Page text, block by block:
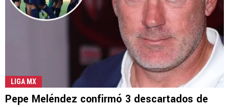
LIGA MX
Pepe Meléndez confirmó 3 descartados de